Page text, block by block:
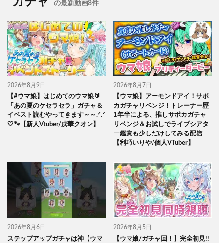
の最新動画8件
2026年8月9日
【#ウマ娘】はじめてのウマ娘🔰
「あの夏のケセラセラ」ガチャ＆
イベスト読むやってきます～～.ᐟ.ᐟ
🤍🐾【新人Vtuber/戌華クオン】
2026年8月7日
【ウマ娘】アーモンドアイ！サポ
カガチャリベンジ！トレーナー歴
1年半による、推しサポカガチャ
リベンジ＆お試しでライブシアタ
ー鑑賞も少しだけしてみる配信
【利巧いりや/個人VTuber】
2026年8月6日
ステップアップガチャは神【ウマ
2026年8月5日
【ウマ娘/ガチャ回！】完全初見!!